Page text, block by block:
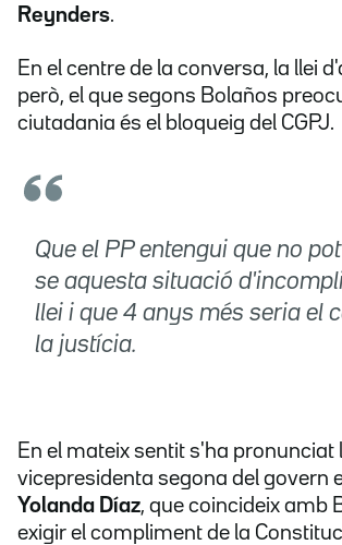
Reynders.
En el centre de la conversa, la llei
però, el que segons Bolaños
ciutadania és el bloqueig del CGPJ.
Que el PP entengui que no
se aquesta situació
llei i que 4 anys més seria el
la justícia.
En el mateix sentit s'ha pronunciat
vicepresidenta segona del govern
Yolanda Díaz, que coincideix amb
exigir el compliment de la